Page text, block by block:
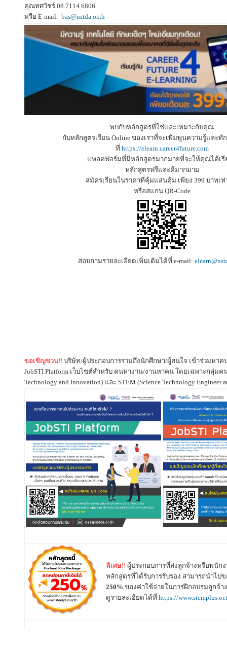
คุณทศวัชร์ 08 7114 6806
หรือ E-mail: bas@nstda.or.th
พบกับหลักสูตรที่ใช่และเหมาะกับคุณ
กับหลักสูตรเรียน Online ของเราที่จะเพิ่มพูนความรู้และ
ที่ https://elearn.career4future.com
แพลตฟอร์มที่มีหลักสูตรมากมายที่จะให้คุณได้เรี
หลักสูตรฟรีและดีมากมาย
สมัครเรียนในราคาที่คุ้มแสนคุ้ม เพียง 399 บาทเ
หรือสแกน QR-Code
สอบถามรายละเอียดเพิ่มเติมได้ที่ e-mail:
ขอเชิญชวน!! บริษัท/ผู้ประกอบการรวมถึงนักศึกษา/ผู้สนใจ เข้าร่วมหา
JobSTI Platform เว็บไซต์สำหรับ คนหางาน/งานหาคน โดยเฉพาะกลุ่มคน
Technology and Innovation) และ STEM (Science Technology Engineer
พิเศษ!! ผู้ประกอบการที่ส่งลูกจ้างหรือพนัก
หลักสูตรที่ได้รับการรับรอง สามารถนำไป
250% ของค่าใช้จ่ายในการฝึกอบรมลูกจ้า
ดูรายละเอียดได้ที่ https://